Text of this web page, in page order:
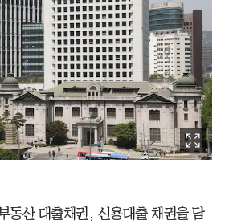
동산 대출채권, 신용대출 채권을 담